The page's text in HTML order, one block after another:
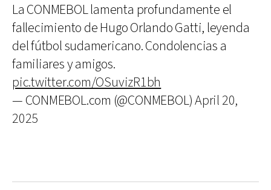
La CONMEBOL lamenta profundamente el
fallecimiento de Hugo Orlando Gatti, leyenda
del fútbol sudamericano. Condolencias a
familiares y amigos.
pic.twitter.com/OSuvizR1bh
— CONMEBOL.com (@CONMEBOL)April 20,
2025